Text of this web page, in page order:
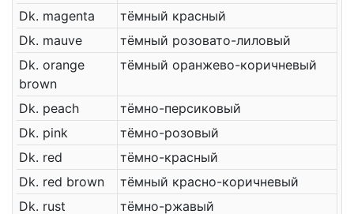
Dk. magenta
тёмный красный
Dk. mauve
тёмный розовато-лиловый
Dk. orange
brown
тёмный оранжево-коричневый
Dk. peach
тёмно-персиковый
Dk. pink
тёмно-розовый
Dk. red
тёмно-красный
Dk. red brown
тёмный красно-коричневый
Dk. rust
тёмно-ржавый